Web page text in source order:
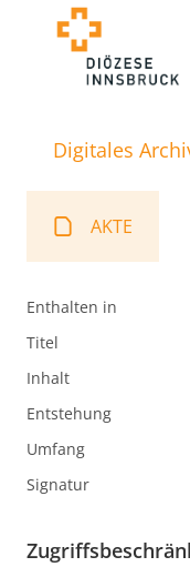
Digitales
AKTE
Enthalten in
Titel
Inhalt
Entstehung
Umfang
Signatur